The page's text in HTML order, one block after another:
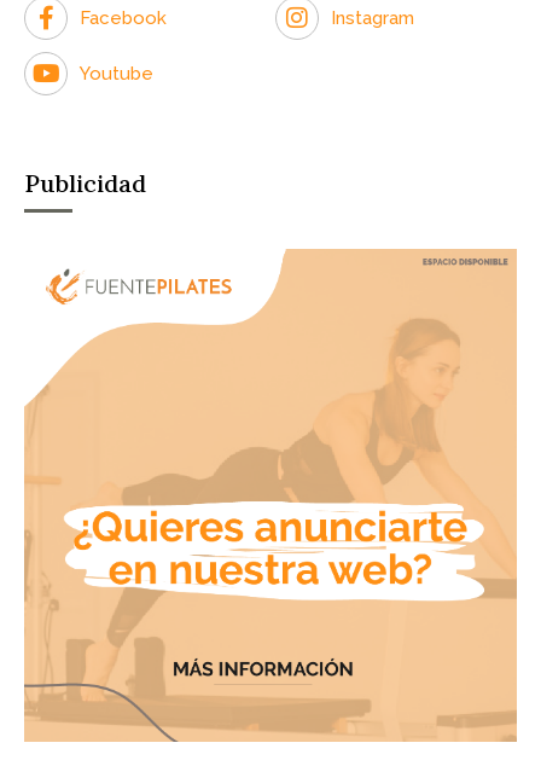
Facebook Instagram
Youtube
Publicidad